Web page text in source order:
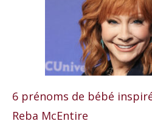
6 prénoms de bébé
Reba McEntire